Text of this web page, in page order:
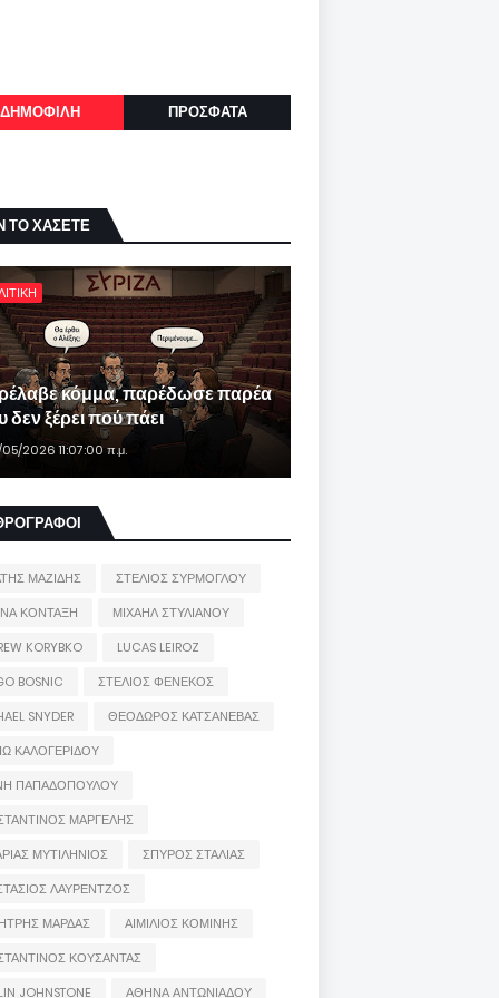
ΔΗΜΟΦΙΛΗ ΠΡΟΣΦΑΤΑ
ΤΟ ΧΑΣΕΤΕ
κόμμα, παρέδωσε παρέα
δεν ξέρει πού πάει
2026 11:07:00 π.μ.
ΜΑΖΙΔΗΣ
ΣΤΕΛΙΟΣ ΣΥΡΜΟΓΛΟΥ
ΚΟΝΤΑΞΗ
ΜΙΧΑΗΛ ΣΤΥΛΙΑΝΟΥ
KORYBKO
LUCAS LEIROZ
BOSNIC
ΣΤΕΛΙΟΣ ΦΕΝΕΚΟΣ
SNYDER
ΘΕΟΔΩΡΟΣ ΚΑΤΣΑΝΕΒΑΣ
ΚΑΛΟΓΕΡΙΔΟΥ
ΠΑΠΑΔΟΠΟΥΛΟΥ
ΜΑΡΓΕΛΗΣ
ΜΥΤΙΛΗΝΙΟΣ
ΣΠΥΡΟΣ ΣΤΑΛΙΑΣ
ΛΑΥΡΕΝΤΖΟΣ
ΜΑΡΔΑΣ
ΑΙΜΙΛΙΟΣ ΚΟΜΙΝΗΣ
ΚΟΥΣΑΝΤΑΣ
JOHNSTONE
ΑΘΗΝΑ ΑΝΤΩΝΙΑΔΟΥ